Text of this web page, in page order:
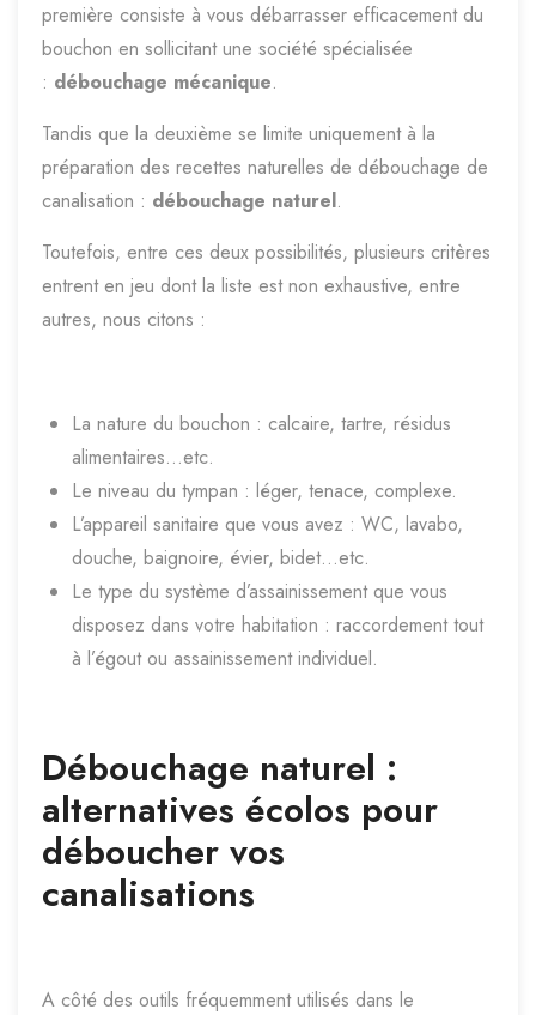
première consiste à vous débarrasser efficacement du
bouchon en sollicitant une société spécialisée
: débouchage mécanique.
Tandis que la deuxième se limite uniquement à la
préparation des recettes naturelles de débouchage de
canalisation : débouchage naturel.
Toutefois, entre ces deux possibilités, plusieurs critères
entrent en jeu dont la liste est non exhaustive, entre
autres, nous citons :
La nature du bouchon : calcaire, tartre, résidus
alimentaires…etc.
Le niveau du tympan : léger, tenace, complexe.
L’appareil sanitaire que vous avez : WC, lavabo,
douche, baignoire, évier, bidet…etc.
Le type du système d’assainissement que vous
disposez dans votre habitation : raccordement tout
à l’égout ou assainissement individuel.
Débouchage naturel :
alternatives écolos pour
déboucher vos
canalisations
A côté des outils fréquemment utilisés dans le